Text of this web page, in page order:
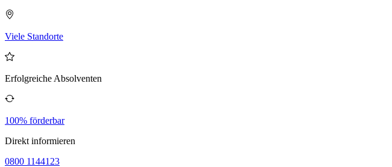
Viele Standorte
Erfolgreiche Absolventen
100% förderbar
Direkt informieren
0800 1144123